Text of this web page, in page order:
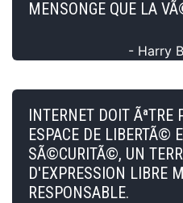
MENSONGE QUE LA
- Harry
INTERNET DOIT ÃªTRE
ESPACE DE LIBERTÃ©
SÃ©CURITÃ©, UN
D'EXPRESSION LIBRE
RESPONSABLE.